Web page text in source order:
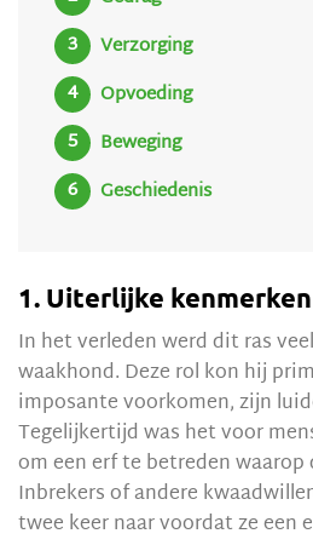
Verzorging
Opvoeding
Beweging
Geschiedenis
1. Uiterlijke kenmerken
In het verleden werd dit ras
waakhond. Deze rol kon hij
imposante voorkomen, zijn
Tegelijkertijd was het voor
om een erf te betreden
Inbrekers of andere
twee keer naar voordat ze een